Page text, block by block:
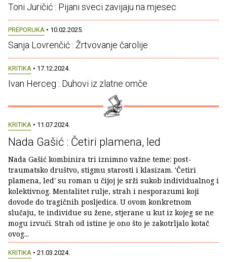
Toni Juričić : Pijani sveci zavijaju na mjesec
PREPORUKA • 10.02.2025.
Sanja Lovrenčić : Žrtvovanje čarolije
KRITIKA • 17.12.2024.
Ivan Herceg : Duhovi iz zlatne omče
KRITIKA • 11.07.2024.
Nada Gašić : Četiri plamena, led
Nada Gašić kombinira tri iznimno važne teme: post-
traumatsko društvo, stigmu starosti i klasizam. 'Četiri
plamena, led' su roman u čijoj je srži sukob individualnog i
kolektivnog. Mentalitet rulje, strah i nesporazumi koji
dovode do tragičnih posljedica. U ovom konkretnom
slučaju, te individue su žene, stjerane u kut iz kojeg se ne
mogu izvući. Strah od istine je ono što je zakotrljalo kotač
ovog...
KRITIKA • 21.03.2024.